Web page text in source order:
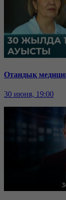
Отандық
30 июня, 19:00